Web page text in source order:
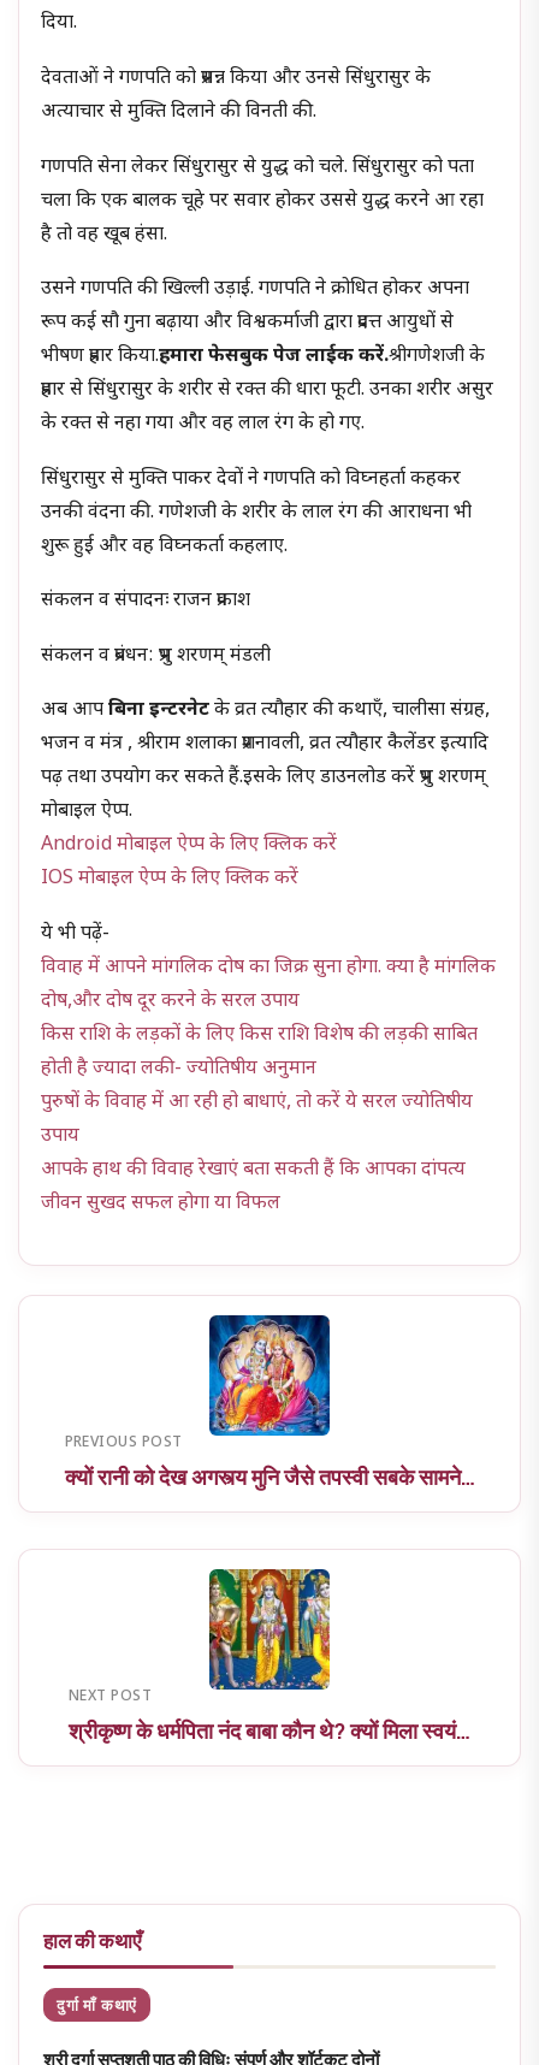
दिया.
देवताओं ने गणपति को प्रसन्न किया और उनसे सिंधुरासुर के
अत्याचार से मुक्ति दिलाने की विनती की.
गणपति सेना लेकर सिंधुरासुर से युद्ध को चले. सिंधुरासुर को पता
चला कि एक बालक चूहे पर सवार होकर उससे युद्ध करने आ रहा
है तो वह खूब हंसा.
उसने गणपति की खिल्ली उड़ाई. गणपति ने क्रोधित होकर अपना
रूप कई सौ गुना बढ़ाया और विश्वकर्माजी द्वारा प्रदत्त आयुधों से
भीषण प्रहार किया.हमारा फेसबुक पेज लाईक करें.श्रीगणेशजी के
प्रहार से सिंधुरासुर के शरीर से रक्त की धारा फूटी. उनका शरीर असुर
के रक्त से नहा गया और वह लाल रंग के हो गए.
सिंधुरासुर से मुक्ति पाकर देवों ने गणपति को विघ्नहर्ता कहकर
उनकी वंदना की. गणेशजी के शरीर के लाल रंग की आराधना भी
शुरू हुई और वह विघ्नकर्ता कहलाए.
संकलन व संपादनः राजन प्रकाश
संकलन व प्रबंधन: प्रभु शरणम् मंडली
अब आपबिना इन्टरनेटके व्रत त्यौहार की कथाएँ, चालीसा संग्रह,
भजन व मंत्र , श्रीराम शलाका प्रशनावली, व्रत त्यौहार कैलेंडर इत्यादि
पढ़ तथा उपयोग कर सकते हैं.इसके लिए डाउनलोड करें प्रभु शरणम्
मोबाइल ऐप्प.
Android मोबाइल ऐप्प के लिए क्लिक करें
IOS मोबाइल ऐप्प के लिए क्लिक करें
ये भी पढ़ें-
विवाह में आपने मांगलिक दोष का जिक्र सुना होगा. क्या है मांगलिक
दोष,और दोष दूर करने के सरल उपाय
किस राशि के लड़कों के लिए किस राशि विशेष की लड़की साबित
होती है ज्यादा लकी- ज्योतिषीय अनुमान
पुरुषों के विवाह में आ रही हो बाधाएं, तो करें ये सरल ज्योतिषीय
उपाय
आपके हाथ की विवाह रेखाएं बता सकती हैं कि आपका दांपत्य
जीवन सुखद सफल होगा या विफल
PREVIOUS POST
क्यों रानी को देख अगस्त्य मुनि जैसे तपस्वी सबके सामने…
NEXT POST
श्रीकृष्ण के धर्मपिता नंद बाबा कौन थे? क्यों मिला स्वयं…
हाल की कथाएँ
दुर्गा माँ कथाएं
श्री दुर्गा सप्तशती पाठ की विधिः संपूर्ण और शॉर्टकट दोनों